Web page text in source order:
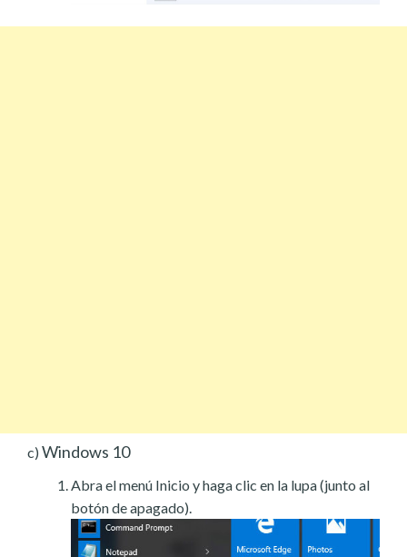
c) Windows 10
Abra el menú Inicio y haga clic en la lupa (junto al
botón de apagado).